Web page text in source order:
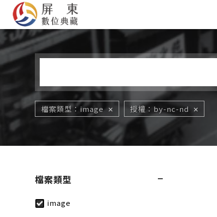
您在這裡
檔案類型 image 授權 by-nc-nd
檔案類型
image